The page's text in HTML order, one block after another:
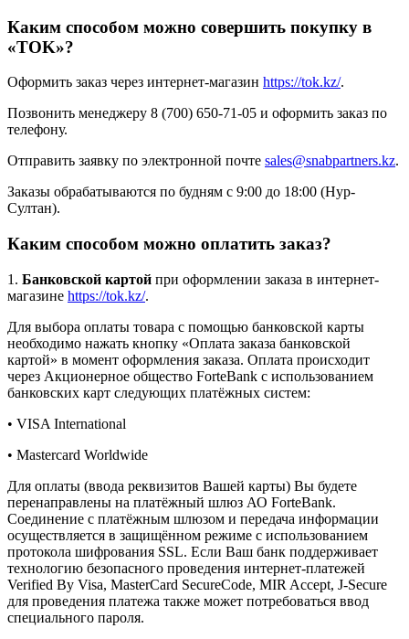
Каким способом можно совершить покупку в
«TOK»?
Оформить заказ через интернет-магазин https://tok.kz/.
Позвонить менеджеру 8 (700) 650-71-05 и оформить заказ по
телефону.
Отправить заявку по электронной почте sales@snabpartners.kz.
Заказы обрабатываются по будням с 9:00 до 18:00 (Нур-
Султан).
Каким способом можно оплатить заказ?
1. Банковской картой при оформлении заказа в интернет-
магазине https://tok.kz/.
Для выбора оплаты товара с помощью банковской карты
необходимо нажать кнопку «Оплата заказа банковской
картой» в момент оформления заказа. Оплата происходит
через Акционерное общество ForteBank с использованием
банковских карт следующих платёжных систем:
• VISA International
• Mastercard Worldwide
Для оплаты (ввода реквизитов Вашей карты) Вы будете
перенаправлены на платёжный шлюз АО ForteBank.
Соединение с платёжным шлюзом и передача информации
осуществляется в защищённом режиме с использованием
протокола шифрования SSL. Если Ваш банк поддерживает
технологию безопасного проведения интернет-платежей
Verified By Visa, MasterCard SecureCode, MIR Accept, J-Secure
для проведения платежа также может потребоваться ввод
специального пароля.